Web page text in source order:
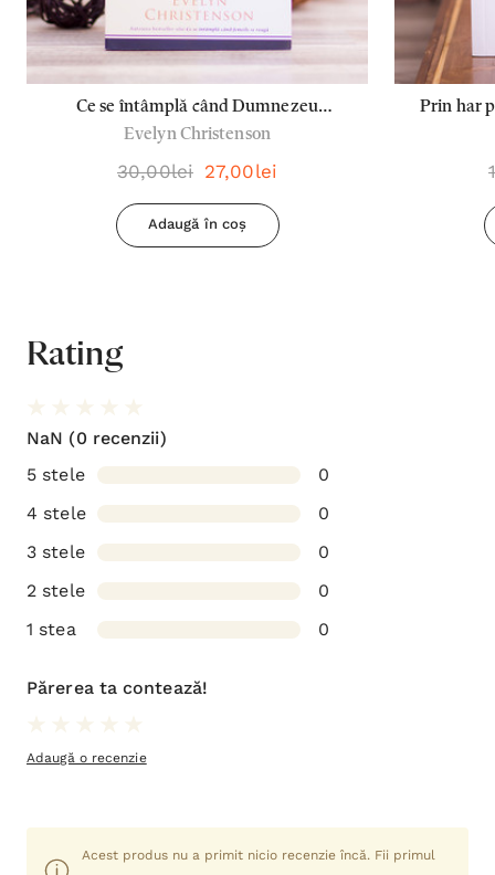
Ce se întâmplă când Dumnezeu
răspunde la rugăciune
Evelyn Christenson
30,00lei 27,00lei
Adaugă în coș
Prin har
Rating
NaN (0 recenzii)
5 stele
0
4 stele
0
3 stele
0
2 stele
0
1 stea
0
Părerea ta contează!
Adaugă o recenzie
Acest produs nu a primit nicio recenzie încă. Fii primul